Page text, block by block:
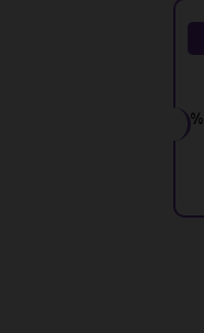
كود خصم بيوتي ميلانو 2026 خصومات 10%